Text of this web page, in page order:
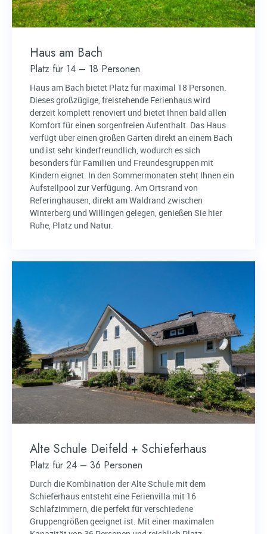
Haus am Bach
Platz für 14 – 18 Personen
Haus am Bach bietet Platz für maximal 18 Personen.
Dieses großzügige, freistehende Ferienhaus wird
derzeit komplett renoviert und bietet Ihnen bald allen
Komfort für einen sorgenfreien Aufenthalt. Das Haus
verfügt über einen großen Garten direkt an einem Bach
und ist sehr kinderfreundlich, wodurch es sich
besonders für Familien und Freundesgruppen mit
Kindern eignet. In den Sommermonaten steht Ihnen ein
Aufstellpool zur Verfügung. Am Ortsrand von
Referinghausen, direkt am Waldrand zwischen
Winterberg und Willingen gelegen, genießen Sie hier
Ruhe, Platz und Natur.
Alte Schule Deifeld + Schieferhaus
Platz für 24 – 36 Personen
Durch die Kombination der Alte Schule mit dem
Schieferhaus entsteht eine Ferienvilla mit 16
Schlafzimmern, die perfekt für verschiedene
Gruppengrößen geeignet ist. Mit einer maximalen